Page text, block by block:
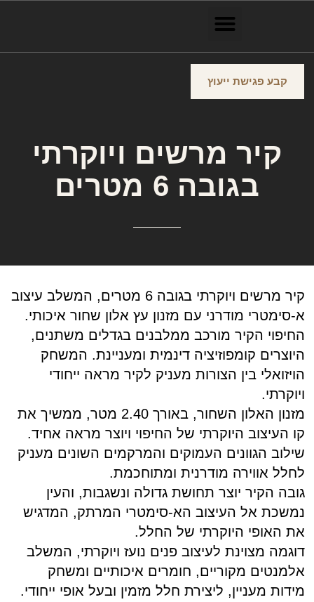
קבע פגישת ייעוץ
קיר מרשים ויוקרתי
בגובה 6 מטרים
קיר מרשים ויוקרתי בגובה 6 מטרים, המשלב עיצוב
א-סימטרי מודרני עם מזנון עץ אלון שחור איכותי.
החיפוי הקיר מורכב ממלבנים בגדלים משתנים,
היוצרים קומפוזיציה דינמית ומעניינת. המשחק
הויזואלי בין הצורות מעניק לקיר מראה ייחודי
ויוקרתי.
מזנון האלון השחור, באורך 2.40 מטר, ממשיך את
קו העיצוב היוקרתי של החיפוי ויוצר מראה אחיד.
שילוב הגוונים העמוקים והמרקמים השונים מעניק
לחלל אווירה מודרנית ומתוחכמת.
גובה הקיר יוצר תחושת גדולה ונשגבות, והעין
נמשכת אל העיצוב הא-סימטרי המרתק, המדגיש
את האופי היוקרתי של החלל.
דוגמה מצוינת לעיצוב פנים נועז ויוקרתי, המשלב
אלמנטים מקוריים, חומרים איכותיים ומשחק
מידות מעניין, ליצירת חלל מזמין ובעל אופי ייחודי.